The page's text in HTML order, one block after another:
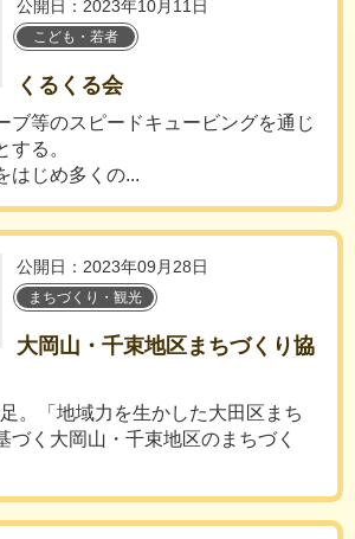
公開日：2023年10月11日
こども・若者
くるくる会
ブ等のスピードキュービングを通じ
する。
はじめ多くの...
公開日：2023年09月28日
まちづくり・観光
大岡山・千束地区まちづくり協
。「地域力を生かした大田区まち
づく大岡山・千束地区のまちづく